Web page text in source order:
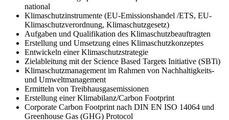
national
Klimaschutzinstrumente (EU-Emissionshandel /ETS, EU-
Klimaschutzverordnung, Klimaschutzgesetz)
Aufgaben und Qualifikation des Klimaschutzbeauftragten
Erstellung und Umsetzung eines Klimaschutzkonzeptes
Entwickeln einer Klimaschutzstrategie
Zielableitung mit der Science Based Targets Initiative (SBTi)
Klimaschutzmanagement im Rahmen von Nachhaltigkeits-
und Umweltmanagement
Ermitteln von Treibhausgasemissionen
Erstellung einer Klimabilanz/Carbon Footprint
Corporate Carbon Footprint nach DIN EN ISO 14064 und
Greenhouse Gas (GHG) Protocol